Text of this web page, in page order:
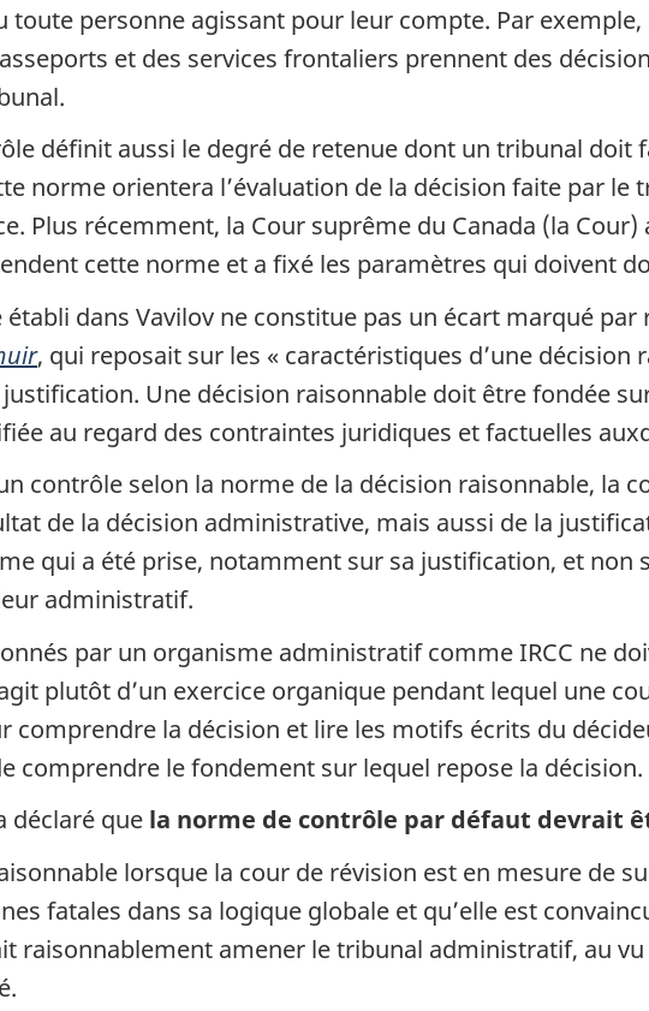
toute personne agissant pour leur compte. Par
et des services frontaliers prennent des
définit aussi le degré de retenue dont un tribunal doit
norme orientera l’évaluation de la décision faite par le
Plus récemment, la Cour suprême du Canada (la
cette norme et a fixé les paramètres qui doivent
établi dans Vavilov ne constitue pas un écart marqué
, qui reposait sur les « caractéristiques d’une décision
Une décision raisonnable doit être fondée
au regard des contraintes juridiques et factuelles
contrôle selon la norme de la décision raisonnable, la
de la décision administrative, mais aussi de la
qui a été prise, notamment sur sa justification, et non
administratif.
par un organisme administratif comme IRCC ne
plutôt d’un exercice organique pendant lequel une
comprendre la décision et lire les motifs écrits du
comprendre le fondement sur lequel repose la décision.
déclaré que la norme de contrôle par défaut devrait
lorsque la cour de révision est en mesure de
fatales dans sa logique globale et qu’elle est
raisonnablement amener le tribunal administratif, au